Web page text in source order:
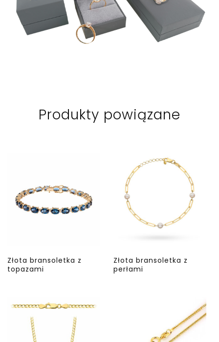
Produkty powiązane
Złota bransoletka z
topazami
Złota bransoletka z
perłami